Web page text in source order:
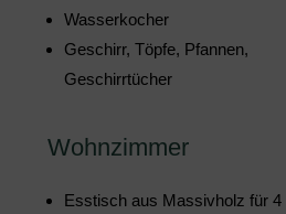
Wasserkocher
Geschirr, Töpfe, Pfannen,
Geschirrtücher
Wohnzimmer
Esstisch aus Massivholz für 4